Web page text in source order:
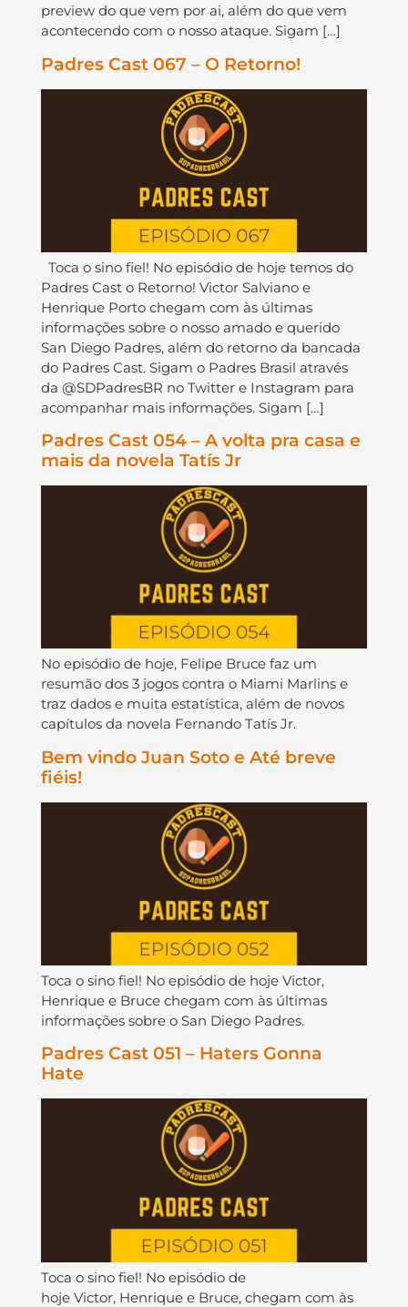
preview do que vem por ai, além do que vem
acontecendo com o nosso ataque. Sigam […]
Padres Cast 067 – O Retorno!
Toca o sino fiel! No episódio de hoje temos do
Padres Cast o Retorno! Victor Salviano e
Henrique Porto chegam com às últimas
informações sobre o nosso amado e querido
San Diego Padres, além do retorno da bancada
do Padres Cast. Sigam o Padres Brasil através
da @SDPadresBR no Twitter e Instagram para
acompanhar mais informações. Sigam […]
Padres Cast 054 – A volta pra casa e
mais da novela Tatís Jr
No episódio de hoje, Felipe Bruce faz um
resumão dos 3 jogos contra o Miami Marlins e
traz dados e muita estatística, além de novos
capítulos da novela Fernando Tatís Jr.
Bem vindo Juan Soto e Até breve
fiéis!
Toca o sino fiel! No episódio de hoje Victor,
Henrique e Bruce chegam com às últimas
informações sobre o San Diego Padres.
Padres Cast 051 – Haters Gonna
Hate
Toca o sino fiel! No episódio de
hoje Victor, Henrique e Bruce, chegam com às